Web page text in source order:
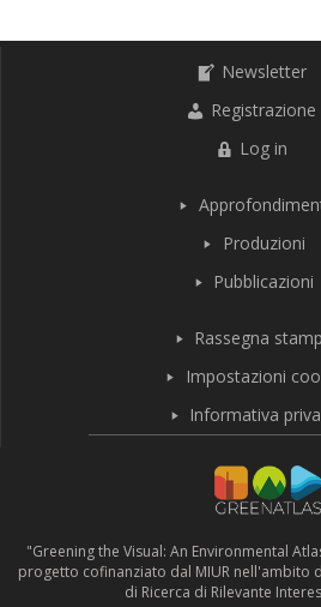
Newsletter
Registrazione
Log in
Produzioni
Pubblicazioni
Rassegna
Impostazioni
Informativa
"Greening the Visual: An Environmental
progetto cofinanziato dal MIUR nell'ambito
di Ricerca di Rilevante